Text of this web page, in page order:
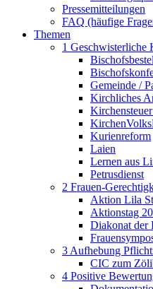
Pressemitteilungen
FAQ (häufige
Themen
1 Geschwisterliche
Gemeinde /
Kirchliches
Kurienreform
Laien
Lernen aus
Petrusdienst
2 Frauen-
Aktion Lila
Aktionstag
Diakonat der
3 Aufhebung
CIC zum
4 Positive